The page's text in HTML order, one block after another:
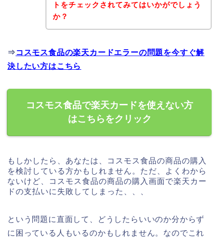
トをチェックされてみてはいかがでしょう
か？
⇒ コスモス食品の楽天カードエラーの問題を今すぐ解
決したい方はこちら
コスモス食品で楽天カードを使えない方
はこちらをクリック
もしかしたら、あなたは、コスモス食品の商品の購入
を検討している方かもしれません。ただ、よくわから
ないけど、コスモス食品の商品の購入画面で楽天カー
ドの支払いに失敗してしまった、、、
という問題に直面して、どうしたらいいのか分からず
に困っている人もいるのかもしれません。なのでこれ